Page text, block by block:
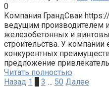
0
Компания ГрандСваи
ведущим производителем
железобетонных и
строительства. У компании
конкурентных
предложение
Читать полностью
Навигация
Назад 1 3 … 50 Далее